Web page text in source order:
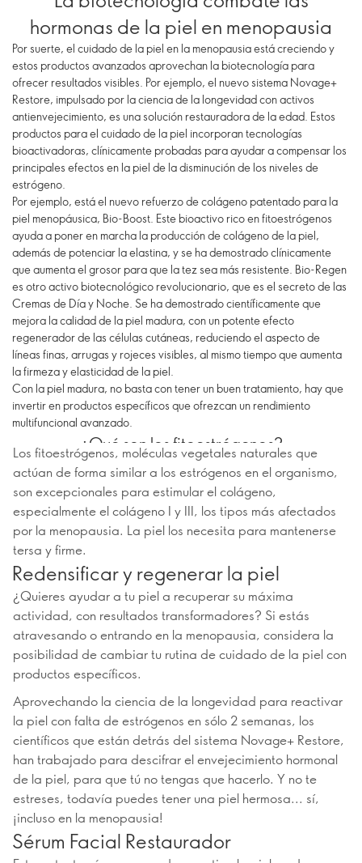
hormonas de la piel en menopausia
Por suerte, el cuidado de la piel en la menopausia está creciendo y
estos productos avanzados aprovechan la biotecnología para
ofrecer resultados visibles. Por ejemplo, el nuevo sistema Novage+
Restore, impulsado por la ciencia de la longevidad con activos
antienvejecimiento, es una solución restauradora de la edad. Estos
productos para el cuidado de la piel incorporan tecnologías
bioactivadoras, clínicamente probadas para ayudar a compensar los
principales efectos en la piel de la disminución de los niveles de
estrógeno.
Por ejemplo, está el nuevo refuerzo de colágeno patentado para la
piel menopáusica, Bio-Boost. Este bioactivo rico en fitoestrógenos
ayuda a poner en marcha la producción de colágeno de la piel,
además de potenciar la elastina, y se ha demostrado clínicamente
que aumenta el grosor para que la tez sea más resistente. Bio-Regen
es otro activo biotecnológico revolucionario, que es el secreto de las
Cremas de Día y Noche. Se ha demostrado científicamente que
mejora la calidad de la piel madura, con un potente efecto
regenerador de las células cutáneas, reduciendo el aspecto de
líneas finas, arrugas y rojeces visibles, al mismo tiempo que aumenta
la firmeza y elasticidad de la piel.
Con la piel madura, no basta con tener un buen tratamiento, hay que
invertir en productos específicos que ofrezcan un rendimiento
multifuncional avanzado.
¿Qué son los fitoestrógenos?
Los fitoestrógenos, moléculas vegetales naturales que
actúan de forma similar a los estrógenos en el organismo,
son excepcionales para estimular el colágeno,
especialmente el colágeno I y III, los tipos más afectados
por la menopausia. La piel los necesita para mantenerse
tersa y firme.
Redensificar y regenerar la piel
¿Quieres ayudar a tu piel a recuperar su máxima
actividad, con resultados transformadores? Si estás
atravesando o entrando en la menopausia, considera la
posibilidad de cambiar tu rutina de cuidado de la piel con
productos específicos.
Aprovechando la ciencia de la longevidad para reactivar
la piel con falta de estrógenos en sólo 2 semanas, los
científicos que están detrás del sistema Novage+ Restore,
han trabajado para descifrar el envejecimiento hormonal
de la piel, para que tú no tengas que hacerlo. Y no te
estreses, todavía puedes tener una piel hermosa... sí,
¡incluso en la menopausia!
Sérum Facial Restaurador